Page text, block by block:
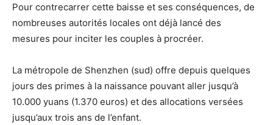
Pour contrecarrer cette baisse et ses conséquences, de
nombreuses autorités locales ont déjà lancé des
mesures pour inciter les couples à procréer.
La métropole de Shenzhen (sud) offre depuis quelques
jours des primes à la naissance pouvant aller jusqu’à
10.000 yuans (1.370 euros) et des allocations versées
jusqu’aux trois ans de l’enfant.